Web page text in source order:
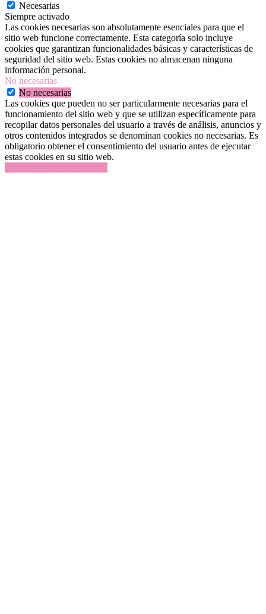
Necesarias
Siempre activado
Las cookies necesarias son absolutamente esenciales para que el
sitio web funcione correctamente. Esta categoría solo incluye
cookies que garantizan funcionalidades básicas y características de
seguridad del sitio web. Estas cookies no almacenan ninguna
información personal.
No necesarias
No necesarias
Las cookies que pueden no ser particularmente necesarias para el
funcionamiento del sitio web y que se utilizan específicamente para
recopilar datos personales del usuario a través de análisis, anuncios y
otros contenidos integrados se denominan cookies no necesarias. Es
obligatorio obtener el consentimiento del usuario antes de ejecutar
estas cookies en su sitio web.